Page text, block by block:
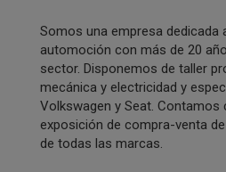
Somos una empresa dedicada
automoción con más de 20
sector. Disponemos de taller
mecánica y electricidad y
Volkswagen y Seat. Contamos
exposición de compra-venta
de todas las marcas.